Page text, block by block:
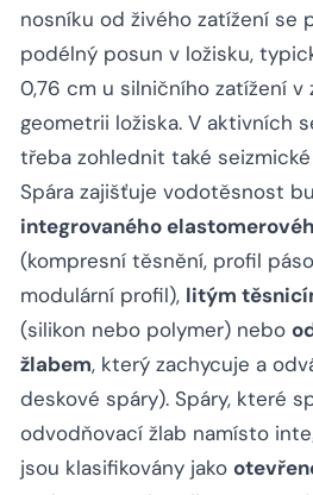
nosníku od živého zatížení se
podélný posun v ložisku,
0,76 cm u silničního zatížení v
geometrii ložiska. V aktivních
třeba zohlednit také
Spára zajišťuje vodotěsnost
integrovaného
(kompresní těsnění, profil
modulární profil), litým
(silikon nebo polymer) nebo
žlabem, který zachycuje a
deskové spáry). Spáry, které
odvodňovací žlab namísto
jsou klasifikovány jako